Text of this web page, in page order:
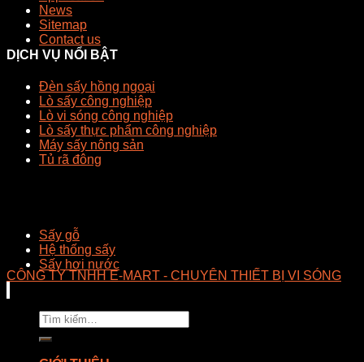
News
Sitemap
Contact us
DỊCH VỤ NỔI BẬT
Đèn sấy hồng ngoại
Lò sấy công nghiệp
Lò vi sóng công nghiệp
Lò sấy thực phẩm công nghiệp
Máy sấy nông sản
Tủ rã đông
Sấy gỗ
Hệ thống sấy
Sấy hơi nước
CÔNG TY TNHH E-MART - CHUYÊN THIẾT BỊ VI SÓNG
Tìm
kiếm: